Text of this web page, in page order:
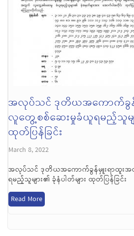
အလုပ်သင် ဒုတိယအကောက်ခွ
လူတွေ့စစ်ဆေးမှုခံယူရမည့်သူမျာ
ထုတ်ပြန်ခြင်း
March 8, 2022
အလုပ်သင် ဒုတိယအကောက်ခွန်မှူးရာထူး
ရမည့်သူများ၏ ခုံနံပါတ်များ ထုတ်ပြန်ခြင်း
Read More